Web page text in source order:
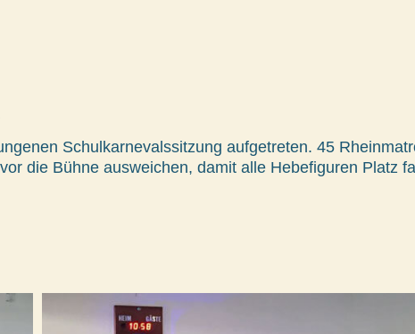
Schulkarnevalssitzung aufgetreten. 45
die Bühne ausweichen, damit alle Hebefiguren Platz